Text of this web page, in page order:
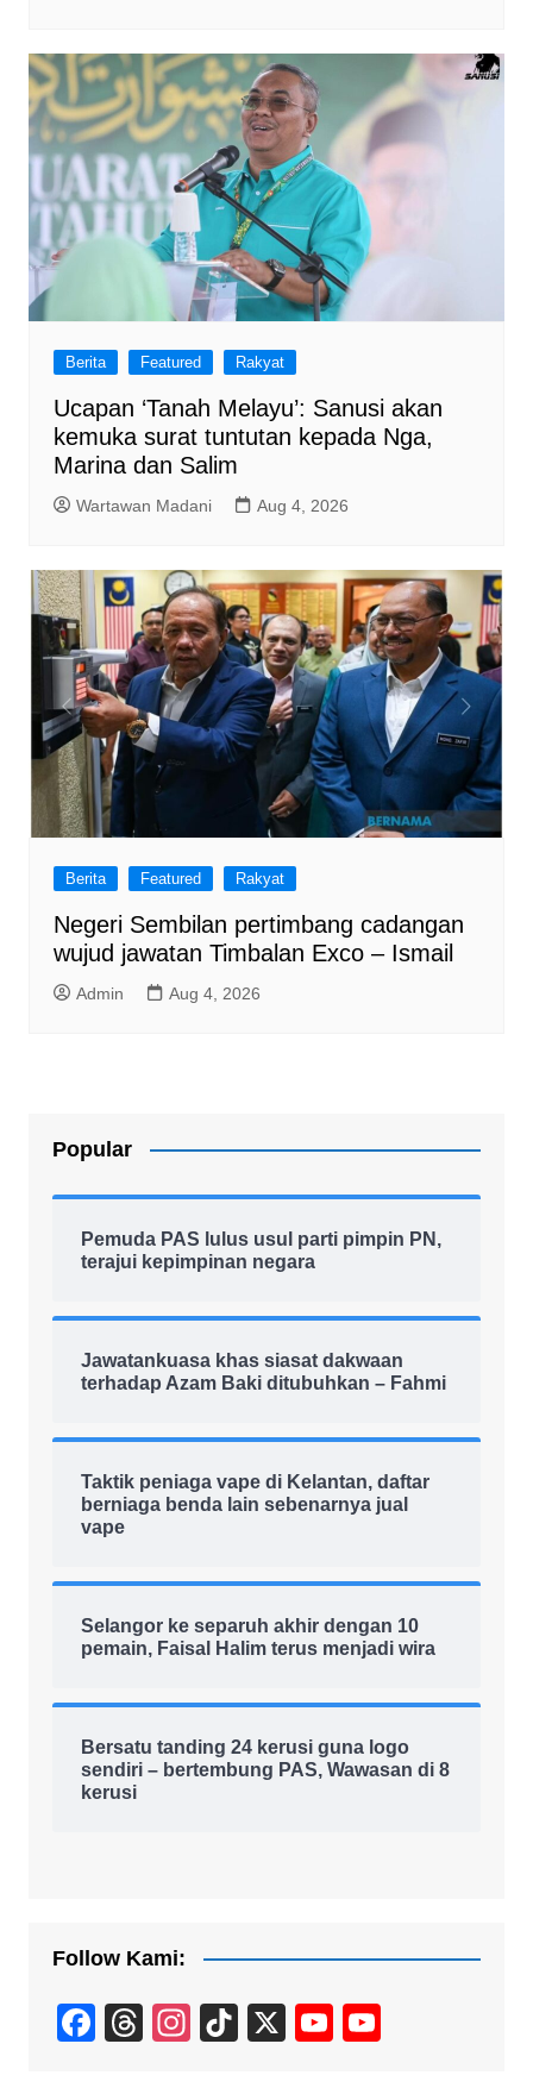
Berita Featured Rakyat
Ucapan ‘Tanah Melayu’: Sanusi akan
kemuka surat tuntutan kepada Nga,
Marina dan Salim
Wartawan Madani Aug 4, 2026
Berita Featured Rakyat
Negeri Sembilan pertimbang cadangan
wujud jawatan Timbalan Exco – Ismail
Admin Aug 4, 2026
Popular
Pemuda PAS lulus usul parti pimpin PN,
terajui kepimpinan negara
Jawatankuasa khas siasat dakwaan
terhadap Azam Baki ditubuhkan – Fahmi
Taktik peniaga vape di Kelantan, daftar
berniaga benda lain sebenarnya jual
vape
Selangor ke separuh akhir dengan 10
pemain, Faisal Halim terus menjadi wira
Bersatu tanding 24 kerusi guna logo
sendiri – bertembung PAS, Wawasan di 8
kerusi
Follow Kami:
F
T
In
Ti
X
Y